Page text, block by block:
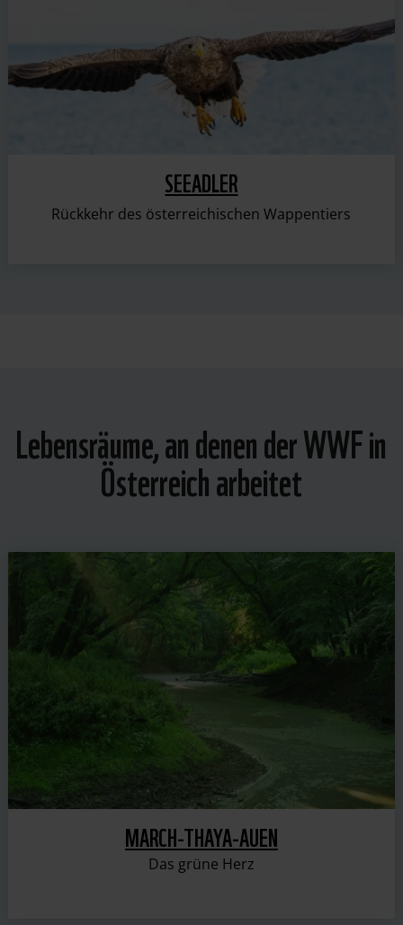
SEEADLER
Rückkehr des österreichischen Wappentiers
Lebensräume, an denen der WWF in
Österreich arbeitet
MARCH-THAYA-AUEN
Das grüne Herz